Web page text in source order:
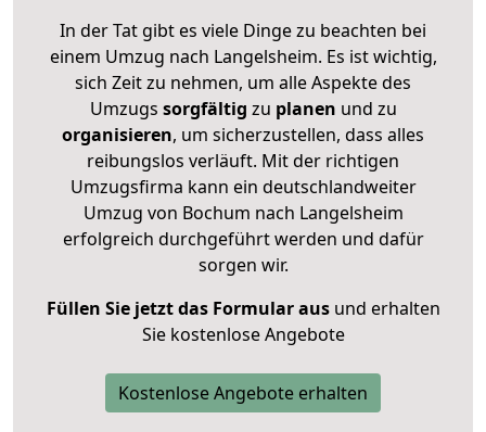
In der Tat gibt es viele Dinge zu beachten bei
einem Umzug nach Langelsheim. Es ist wichtig,
sich Zeit zu nehmen, um alle Aspekte des
Umzugs sorgfältig zu planen und zu
organisieren, um sicherzustellen, dass alles
reibungslos verläuft. Mit der richtigen
Umzugsfirma kann ein deutschlandweiter
Umzug von Bochum nach Langelsheim
erfolgreich durchgeführt werden und dafür
sorgen wir.
Füllen Sie jetzt das Formular ausund erhalten
Sie kostenlose Angebote
Kostenlose Angebote erhalten